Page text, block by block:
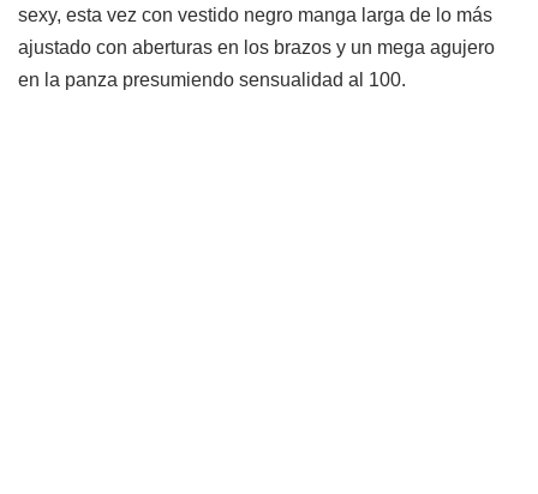
sexy, esta vez con vestido negro manga larga de lo más
ajustado con aberturas en los brazos y un mega agujero
en la panza presumiendo sensualidad al 100.